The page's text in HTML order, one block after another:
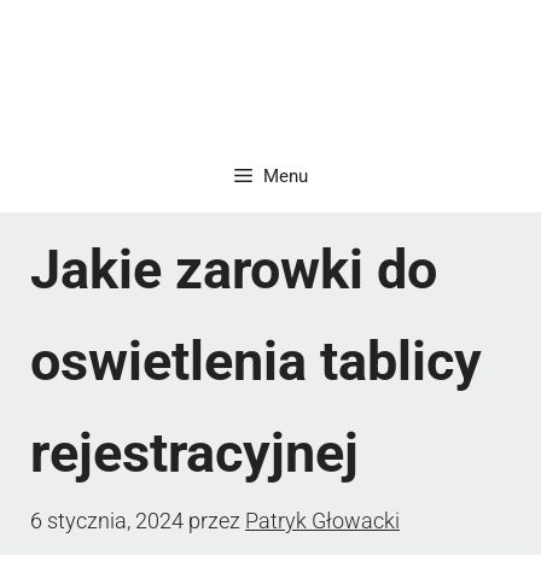
Menu
Jakie zarowki do
oswietlenia tablicy
rejestracyjnej
6 stycznia, 2024 przez Patryk Głowacki